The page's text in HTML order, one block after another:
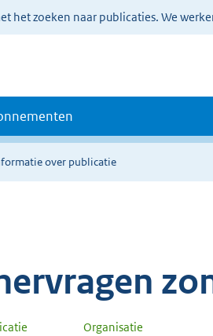
het zoeken naar publicaties. We
over publicatie
Organisatie